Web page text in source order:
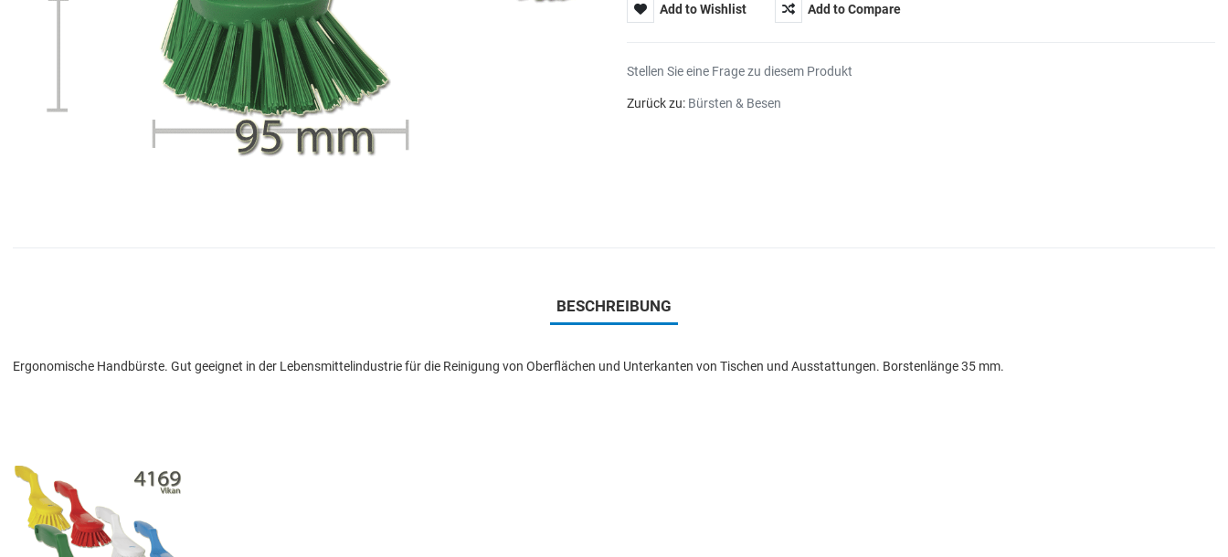
Add to Wishlist Add to Compare
Stellen Sie eine Frage zu diesem Produkt
Zurück zu: Bürsten & Besen
BESCHREIBUNG
Ergonomische Handbürste. Gut geeignet in der Lebensmittelindustrie für die Reinigung von Oberflächen und Unterkanten von Tischen und Ausstattungen. Borstenlänge 35 mm.